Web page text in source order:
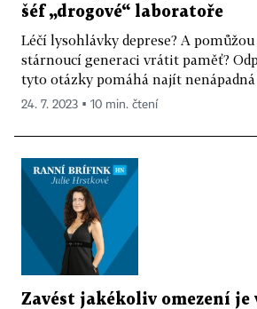
šéf „drogové“ laboratoře
Léčí lysohlávky deprese? A
stárnoucí generaci vrátit paměť?
tyto otázky pomáhá najít
24. 7. 2023 ▪ 10 min. čtení
Zavést jakékoliv omezení je